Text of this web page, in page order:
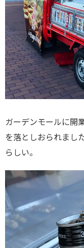
ガーデンモールに開
を落としおられまし
らしい。